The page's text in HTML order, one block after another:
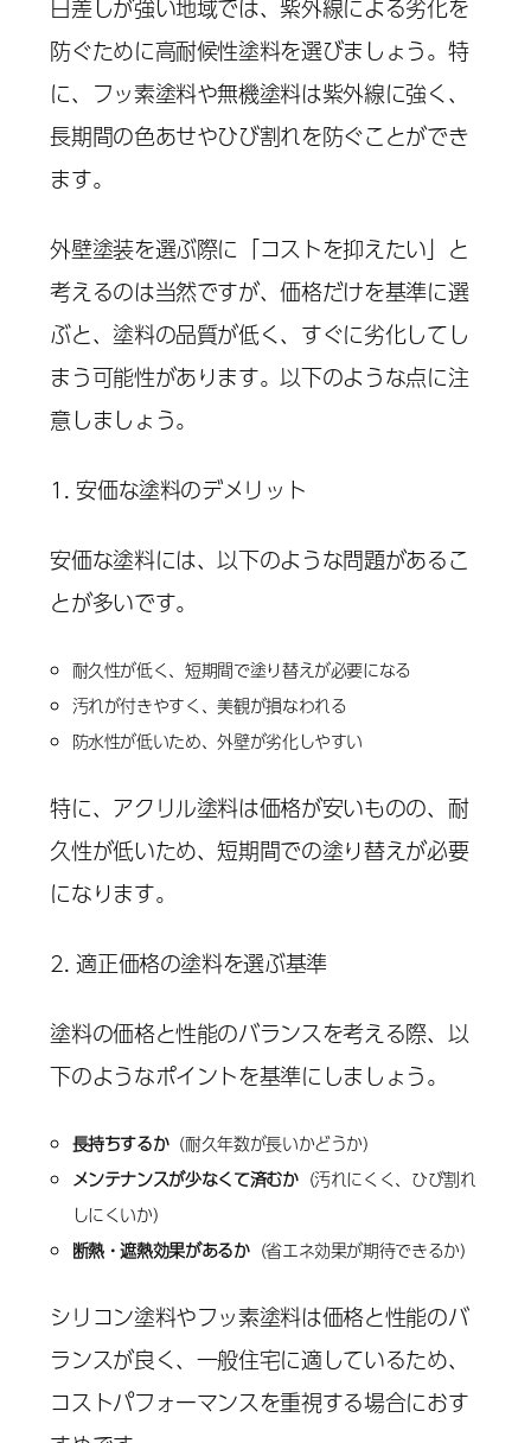
日差しが強い地域では、紫外線による劣化を
防ぐために高耐候性塗料を選びましょう。特
に、フッ素塗料や無機塗料は紫外線に強く、
長期間の色あせやひび割れを防ぐことができ
ます。
外壁塗装を選ぶ際に「コストを抑えたい」と
考えるのは当然ですが、価格だけを基準に選
ぶと、塗料の品質が低く、すぐに劣化してし
まう可能性があります。以下のような点に注
意しましょう。
1. 安価な塗料のデメリット
安価な塗料には、以下のような問題があるこ
とが多いです。
耐久性が低く、短期間で塗り替えが必要になる
汚れが付きやすく、美観が損なわれる
防水性が低いため、外壁が劣化しやすい
特に、アクリル塗料は価格が安いものの、耐
久性が低いため、短期間での塗り替えが必要
になります。
2. 適正価格の塗料を選ぶ基準
塗料の価格と性能のバランスを考える際、以
下のようなポイントを基準にしましょう。
長持ちするか（耐久年数が長いかどうか）
メンテナンスが少なくて済むか（汚れにくく、ひび割れ
しにくいか）
断熱・遮熱効果があるか（省エネ効果が期待できるか）
シリコン塗料やフッ素塗料は価格と性能のバ
ランスが良く、一般住宅に適しているため、
コストパフォーマンスを重視する場合におす